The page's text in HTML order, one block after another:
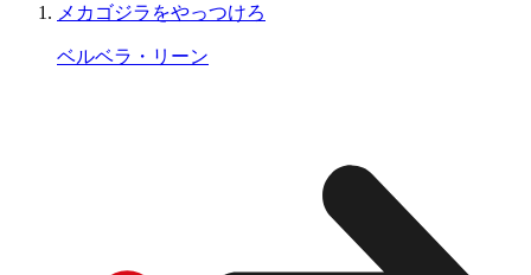
メカゴジラをやっつけろ
ベルベラ・リーン